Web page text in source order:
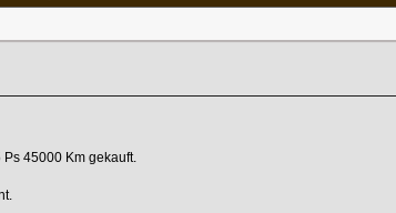
45000 Km gekauft.